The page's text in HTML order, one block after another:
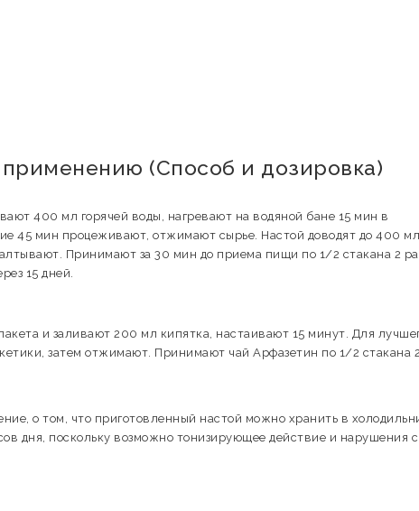
(Способ и дозировка)
400 мл горячей воды, нагревают на водяной бане 15 мин в
45 мин процеживают, отжимают сырье. Настой доводят до 400 мл
Принимают за 30 мин до приема пищи по 1/2 стакана 2
15 дней.
и заливают 200 мл кипятка, настаивают 15 минут. Для
затем отжимают. Принимают чай Арфазетин по 1/2 стакана
о том, что приготовленный настой можно хранить в
дня, поскольку возможно тонизирующее действие и нарушения